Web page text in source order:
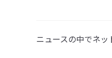
ニュースの中でネッ